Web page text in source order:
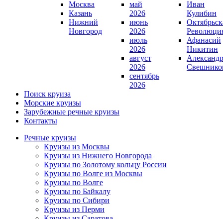
Москва
Казань
Нижний
Новгород
май
2026
июнь
2026
июль
2026
август
2026
сентябрь
2026
Иван
Кулибин
Афанасий
Никитин
Александр
Поиск круиза
Морские круизы
Зарубежные речные круизы
Контакты
Речные круизы
Круизы из Москвы
Круизы из Нижнего Новгорода
Круизы по Золотому кольцу России
Круизы по Волге из Москвы
Круизы по Волге
Круизы по Байкалу
Круизы по Сибири
Круизы из Перми